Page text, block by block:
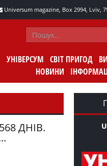
Universum magazine, Box 2994, Lviv,
УНІВЕРСУМ СВІТ ПРИГОД
НОВИНИ
ДНІВ.